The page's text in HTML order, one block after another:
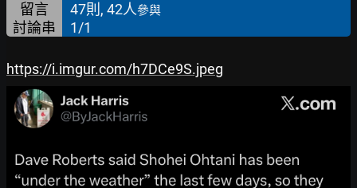
留言
47則, 42人參與
討論串 1/1
https://i.imgur.com/h7DCe9S.jpeg